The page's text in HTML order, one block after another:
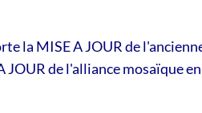
la MISE A JOUR de
JOUR de l'alliance mosaïque